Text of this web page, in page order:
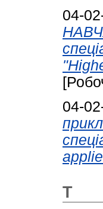
04-
04-
Т